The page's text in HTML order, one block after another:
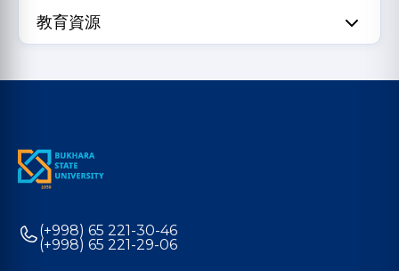
教育資源
(+998) 65 221-30-46
(+998) 65 221-29-06